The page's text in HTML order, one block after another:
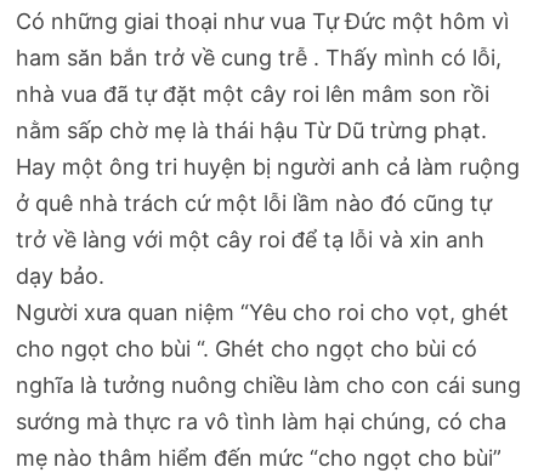
Có những giai thoại như vua Tự Đức một hôm vì
ham săn bắn trở về cung trễ . Thấy mình có lỗi,
nhà vua đã tự đặt một cây roi lên mâm son rồi
nằm sấp chờ mẹ là thái hậu Từ Dũ trừng phạt.
Hay một ông tri huyện bị người anh cả làm ruộng
ở quê nhà trách cứ một lỗi lầm nào đó cũng tự
trở về làng với một cây roi để tạ lỗi và xin anh
dạy bảo.
Người xưa quan niệm “Yêu cho roi cho vọt, ghét
cho ngọt cho bùi “. Ghét cho ngọt cho bùi có
nghĩa là tưởng nuông chiều làm cho con cái sung
sướng mà thực ra vô tình làm hại chúng, có cha
mẹ nào thâm hiểm đến mức “cho ngọt cho bùi”